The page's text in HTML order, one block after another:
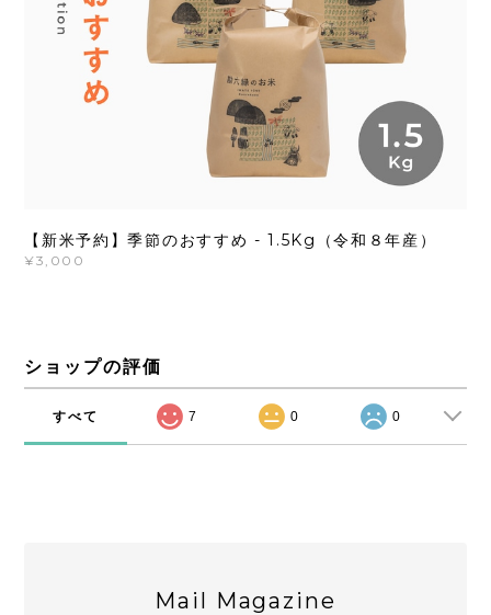
【新米予約】季節のおすすめ - 1.5Kg（令和８年産）
¥3,000
ショップの評価
すべて 7 0 0
Mail Magazine